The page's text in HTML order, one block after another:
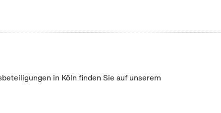
in Köln finden Sie auf unserem